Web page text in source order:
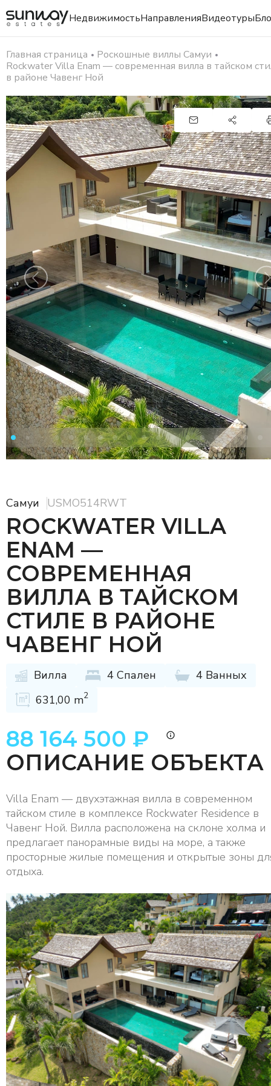
НедвижимостьНаправленияВидеотуры
Главная страница
Роскошные виллы Самуи
Rockwater Villa Enam — современная вилла в тайском
в районе Чавенг Ной
Самуи USMO514RWT
ROCKWATER VILLA
ENAM —
СОВРЕМЕННАЯ
ВИЛЛА В ТАЙСКОМ
СТИЛЕ В РАЙОНЕ
ЧАВЕНГ НОЙ
Вилла 4 Спален
4 Ванных
631,00 m2
88 164 500 ₽
ОПИСАНИЕ ОБЪЕКТА
Villa Enam — двухэтажная вилла в современном
тайском стиле в комплексе Rockwater Residence в
Чавенг Ной. Вилла расположена на склоне холма и
предлагает панорамные виды на море, а также
просторные жилые помещения и открытые зоны
отдыха.